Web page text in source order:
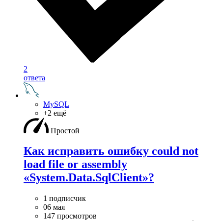
2
ответа
MySQL
+2 ещё
Простой
Как исправить ошибку could not
load file or assembly
«System.Data.SqlClient»?
1 подписчик
06 мая
147 просмотров